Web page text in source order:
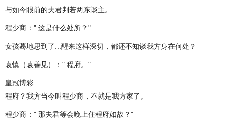
与如今眼前的夫君判若两东谈主。
程少商：" 这是什么处所？"
女孩蓦地思到了...醒来这样深切，都还不知谈我方身在何处？
袁慎（袁善见）：" 程府。"
皇冠博彩
程府？我方当今叫程少商，不就是我方家了。
程少商：" 那夫君等会晚上住程府如故？"